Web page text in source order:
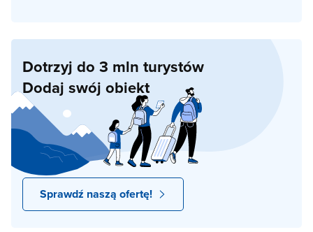
Dotrzyj do 3 mln turystów
Dodaj swój obiekt
Sprawdź naszą ofertę!